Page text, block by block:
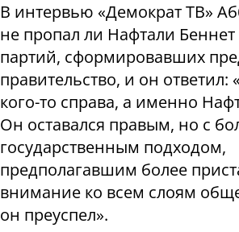
В интервью «Демократ ТВ»
не пропал ли Нафтали
партий, сформировавших
правительство, и он ответил:
кого-то справа, а именно
Он оставался правым, но с
государственным подходом,
предполагавшим более
внимание ко всем слоям
он преуспел».